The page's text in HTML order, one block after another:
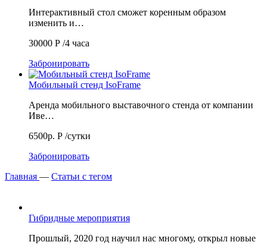
Интерактивный стол сможет коренным образом
изменить и…
30000 Р /4 часа
Забронировать
Мобильный стенд IsoFrame
Аренда мобильного выставочного стенда от компании
Иве…
6500р. Р /сутки
Забронировать
Главная — Статьи с тегом
Гибридные мероприятия
Прошлый, 2020 год научил нас многому, открыл новые